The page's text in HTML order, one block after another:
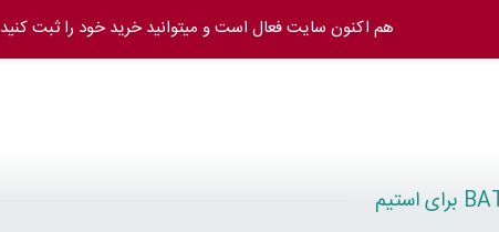
هم اکنون سایت فعال است و میتوانید خرید خود را ثبت کنید